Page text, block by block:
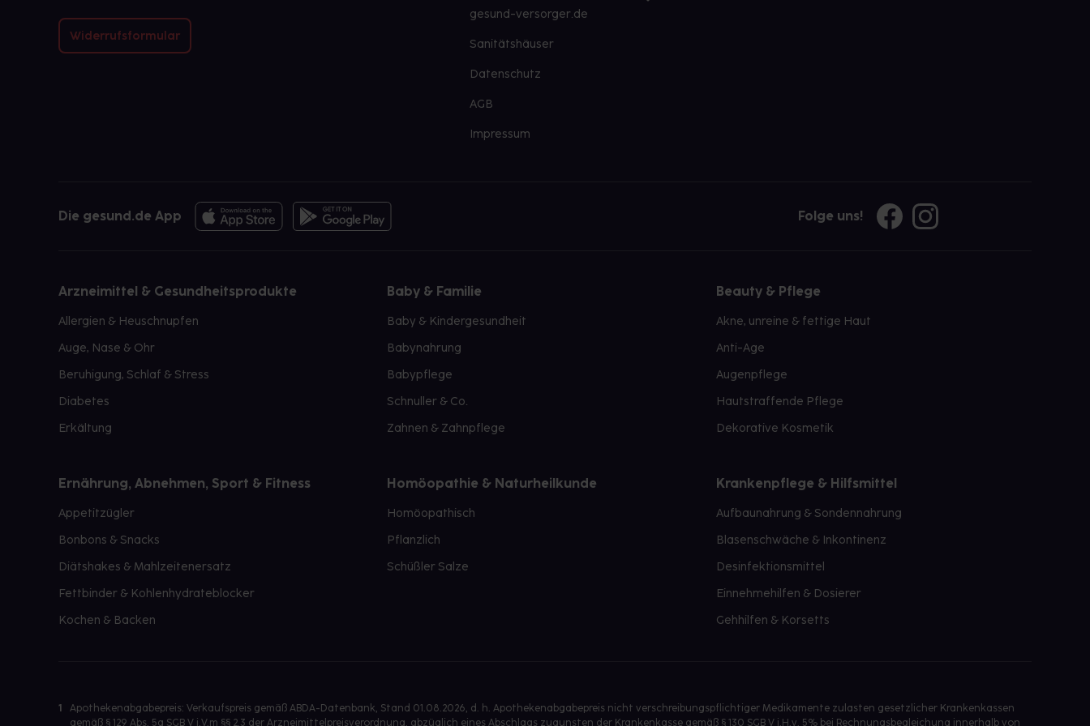
Widerrufsformular
gesund-versorger.de
Sanitätshäuser
Datenschutz
AGB
Impressum
Die gesund.de App Folge uns!
Arzneimittel & Gesundheitsprodukte
Allergien & Heuschnupfen
Auge, Nase & Ohr
Beruhigung, Schlaf & Stress
Diabetes
Erkältung
Baby & Familie
Baby & Kindergesundheit
Babynahrung
Babypflege
Schnuller & Co.
Zahnen & Zahnpflege
Beauty & Pflege
Akne, unreine & fettige Haut
Anti-Age
Augenpflege
Hautstraffende Pflege
Dekorative Kosmetik
Ernährung, Abnehmen, Sport & Fitness
Appetitzügler
Bonbons & Snacks
Diätshakes & Mahlzeitenersatz
Fettbinder & Kohlenhydrateblocker
Kochen & Backen
Homöopathie & Naturheilkunde
Homöopathisch
Pflanzlich
Schüßler Salze
Krankenpflege & Hilfsmittel
Aufbaunahrung & Sondennahrung
Blasenschwäche & Inkontinenz
Desinfektionsmittel
Einnehmehilfen & Dosierer
Gehhilfen & Korsetts
1
Apothekenabgabepreis: Verkaufspreis gemäß ABDA-Datenbank, Stand 01.08.2026, d. h. Apothekenabgabepreis nicht verschreibungspflichtiger Medikamente zulasten gesetzlicher Krankenkassen
gemäß § 129 Abs. 5a SGB V i.V.m §§ 2,3 der Arzneimittelpreisverordnung, abzüglich eines Abschlags zugunsten der Krankenkasse gemäß § 130 SGB V i.H.v. 5% bei Rechnungsbegleichung innerhalb von